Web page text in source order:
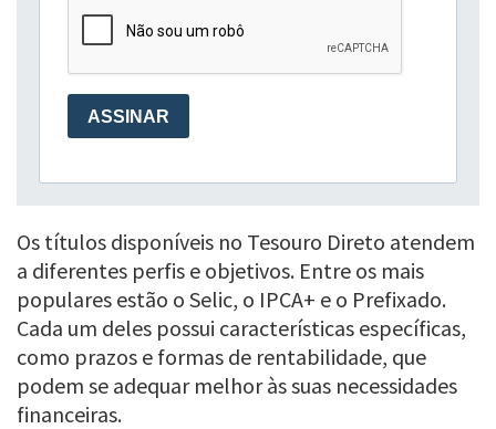
Os títulos disponíveis no Tesouro Direto atendem
a diferentes perfis e objetivos. Entre os mais
populares estão o Selic, o IPCA+ e o Prefixado.
Cada um deles possui características específicas,
como prazos e formas de rentabilidade, que
podem se adequar melhor às suas necessidades
financeiras.